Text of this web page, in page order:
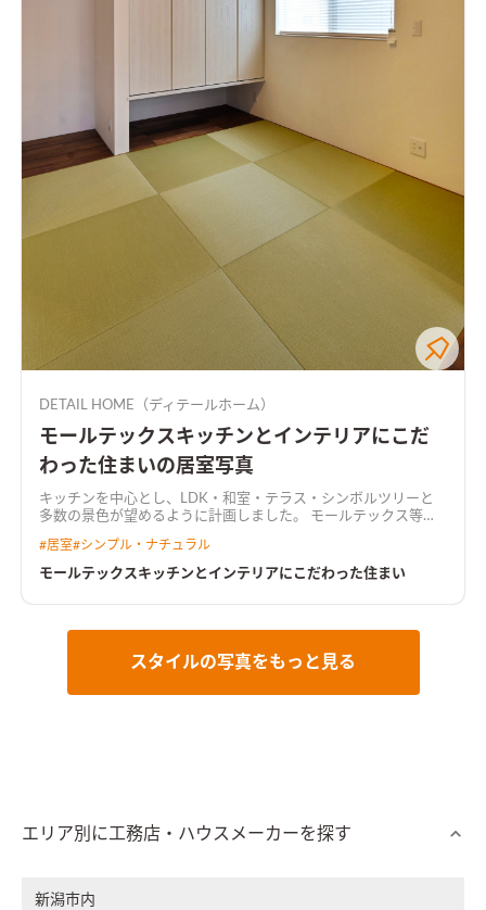
DETAIL HOME（ディテールホーム）
モールテックスキッチンとインテリアにこだ
わった住まいの居室写真
キッチンを中心とし、LDK・和室・テラス・シンボルツリーと
多数の景色が望めるように計画しました。 モールテックス等の
ェのような空間となりました。
#居室#シンプル・ナチュラル
モールテックスキッチンとインテリアにこだわった住まい
スタイルの写真をもっと見る
エリア別に工務店・ハウスメーカーを探す
新潟市内